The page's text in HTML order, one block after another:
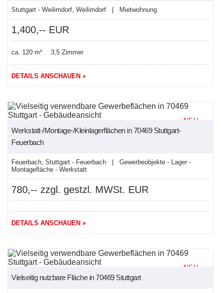
Stuttgart - Weilimdorf, Weilimdorf | Mietwohnung
1,400,-- EUR
ca. 120 m² 3,5 Zimmer
DETAILS ANSCHAUEN »
NEU
Werkstatt-/Montage-/Kleinlagerflächen in 70469 Stuttgart-
Feuerbach
Feuerbach, Stuttgart - Feuerbach | Gewerbeobjekte - Lager -
Montagefläche - Werkstatt
780,-- zzgl. gestzl. MWSt. EUR
DETAILS ANSCHAUEN »
NEU
Vielseitig nutzbare Fläche in 70469 Stuttgart